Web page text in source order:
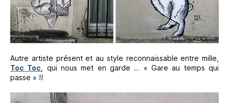
Autre artiste présent et au style reconnaissable entre mille,
Toc Toc , qui nous met en garde … « Gare au temps qui
passe » !!